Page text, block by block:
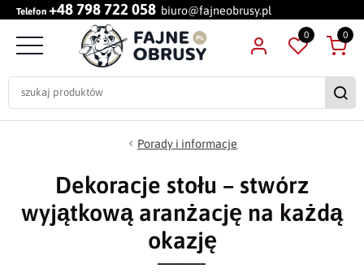
Telefon +48 798 722 058 biuro@fajneobrusy.pl
0 0
Porady i informacje
Dekoracje stołu – stwórz
wyjątkową aranżację na każdą
okazję